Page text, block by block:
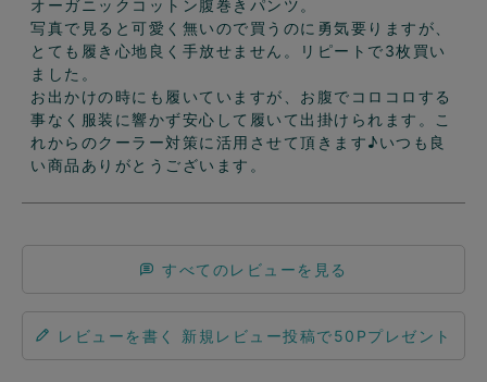
オーガニックコットン腹巻きパンツ。
写真で見ると可愛く無いので買うのに勇気要りますが、
とても履き心地良く手放せません。リピートで3枚買い
ました。
お出かけの時にも履いていますが、お腹でコロコロする
事なく服装に響かず安心して履いて出掛けられます。こ
れからのクーラー対策に活用させて頂きます♪いつも良
い商品ありがとうございます。
すべてのレビューを見る
レビューを書く